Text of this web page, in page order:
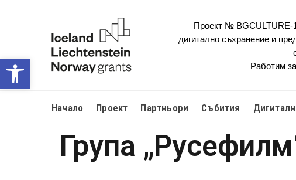
Open toolbar
Проект № BGCULTURE-
дигитално съхранение и
Работим
Начало Проект Партньори Събития
Група